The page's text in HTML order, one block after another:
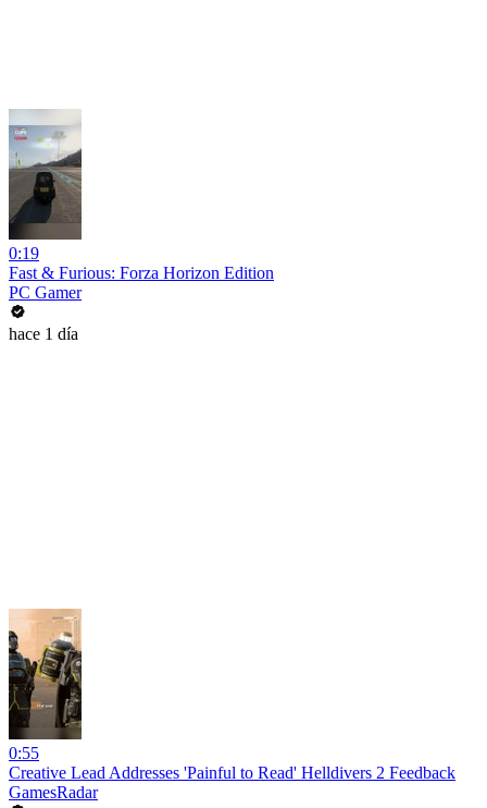
0:19
Fast & Furious: Forza Horizon Edition
PC Gamer
hace 1 día
0:55
Creative Lead Addresses 'Painful to Read' Helldivers 2 Feedback
GamesRadar